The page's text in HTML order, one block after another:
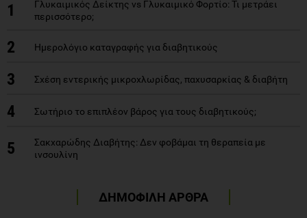
1
Γλυκαιμικός Δείκτης vs Γλυκαιμικό Φορτίο: Τι μετράει
περισσότερο;
2 Ημερολόγιο καταγραφής για διαβητικούς
3 Σχέση εντερικής μικροχλωρίδας, παχυσαρκίας & διαβήτη
4 Σωτήριο το επιπλέον βάρος για τους διαβητικούς;
5
Σακχαρώδης Διαβήτης: Δεν φοβάμαι τη θεραπεία με
ινσουλίνη
ΔΗΜΟΦΙΛΗ ΑΡΘΡΑ